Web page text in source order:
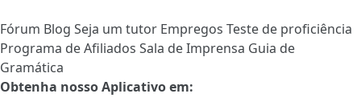
Fórum Blog Seja um tutor Empregos Teste de proficiência
Programa de Afiliados Sala de Imprensa Guia de
Gramática
Obtenha nosso Aplicativo em: